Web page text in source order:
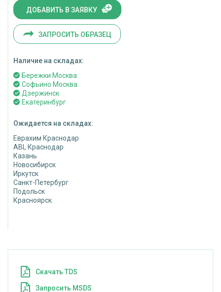
ДОБАВИТЬ В ЗАЯВКУ
ЗАПРОСИТЬ ОБРАЗЕЦ
Наличие на складах:
Бережки Москва
Софьино Москва
Дзержинск
Екатеринбург
Ожидается на складах:
Еврахим Краснодар
ABL Краснодар
Казань
Новосибирск
Иркутск
Санкт-Петербург
Подольск
Красноярск
Cкачать TDS
Запросить MSDS